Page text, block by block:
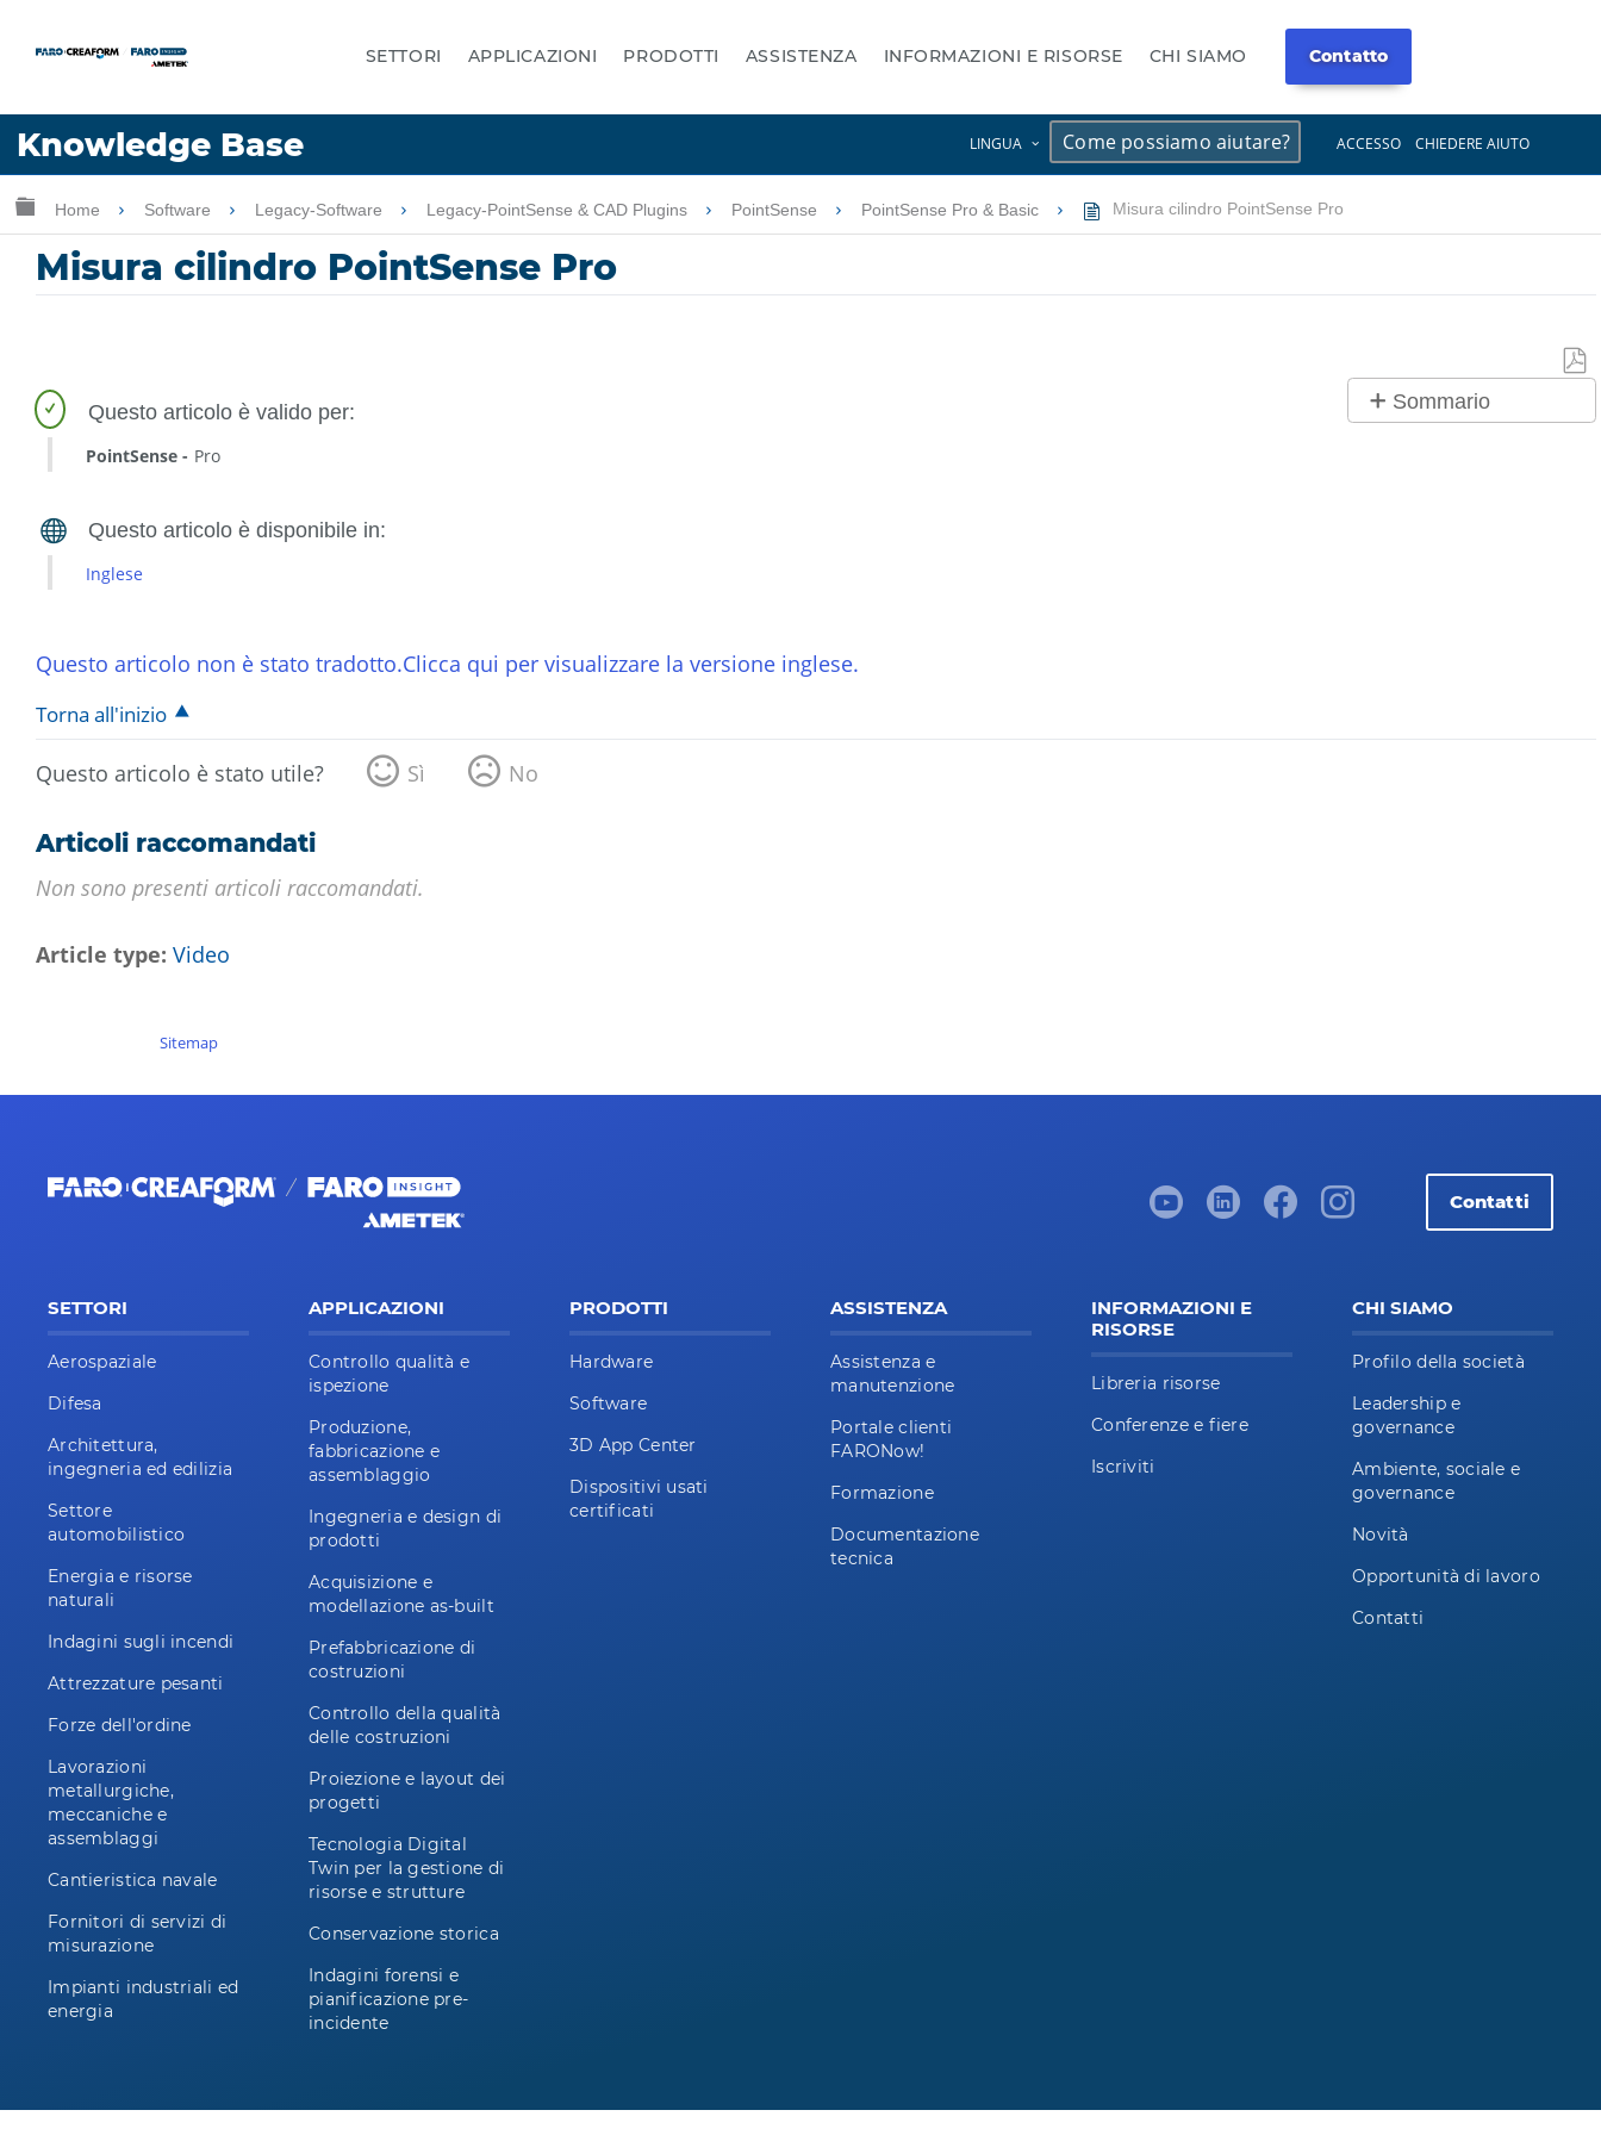
SETTORI APPLICAZIONI PRODOTTI ASSISTENZA INFORMAZIONI E RISORSE CHI SIAMO Contatto
Knowledge Base LINGUA ACCESSO CHIEDERE AIUTO
Lingua
Ingrandisci/riduci gerarchia globale
Home Software Legacy-Software Legacy-PointSense & CAD Plugins PointSense PointSense Pro & Basic Misura cilindro PointSense Pro
Misura cilindro PointSense Pro
Sommario
PointSense Pro
Inglese
Questo articolo non è stato tradotto.Clicca qui per visualizzare la versione inglese.
Torna all'inizio
Questo articolo è stato utile? Sì No
Articoli raccomandati
Non sono presenti articoli raccomandati.
Article type Video
Sitemap
Contatti
SETTORI
Aerospaziale
Difesa
Architettura,
ingegneria ed edilizia
Settore
automobilistico
Energia e risorse
naturali
Indagini sugli incendi
Attrezzature pesanti
Forze dell'ordine
Lavorazioni
metallurgiche,
meccaniche e
assemblaggi
Cantieristica navale
Fornitori di servizi di
misurazione
Impianti industriali ed
energia
APPLICAZIONI
Controllo qualità e
ispezione
Produzione,
fabbricazione e
assemblaggio
Ingegneria e design di
prodotti
Acquisizione e
modellazione as-built
Prefabbricazione di
costruzioni
Controllo della qualità
delle costruzioni
Proiezione e layout dei
progetti
Tecnologia Digital
Twin per la gestione di
risorse e strutture
Conservazione storica
Indagini forensi e
pianificazione pre-
incidente
PRODOTTI
Hardware
Software
3D App Center
Dispositivi usati
certificati
ASSISTENZA
Assistenza e
manutenzione
Portale clienti
FARONow!
Formazione
Documentazione
tecnica
INFORMAZIONI E
RISORSE
Libreria risorse
Conferenze e fiere
Iscriviti
CHI SIAMO
Profilo della società
Leadership e
governance
Ambiente, sociale e
governance
Novità
Opportunità di lavoro
Contatti